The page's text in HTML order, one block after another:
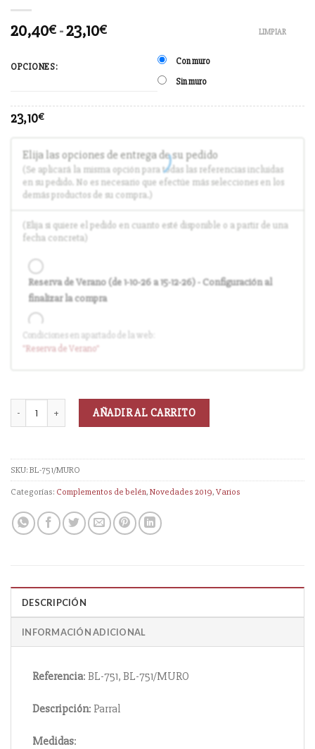
20,40€ -23,10€
OPCIONES:
Con muro
Sin muro
LIMPIAR
23,10€
Elija las opciones de entrega de su pedido
(Se aplicará la misma opción para todas las referencias incluidas
en su pedido. No es necesario que efectúe más selecciones en los
demás productos de su compra.)
(Elija si quiere el pedido en cuanto esté disponible o a partir de una
fecha concreta)
Reserva de Verano (de 1-10-26 a 15-12-26) - Configuración al
finalizar la compra
Entrega en cuanto el pedido esté disponible (sin descuento)
Condiciones en apartado de la web:
"Reservade Verano"
AÑADIR AL CARRITO
SKU:BL-751/MURO
Categorías: Complementos de belén,Novedades 2019,Varios
DESCRIPCIÓN
INFORMACIÓN ADICIONAL
Referencia: BL-751, BL-751/MURO
Descripción: Parral
Medidas: